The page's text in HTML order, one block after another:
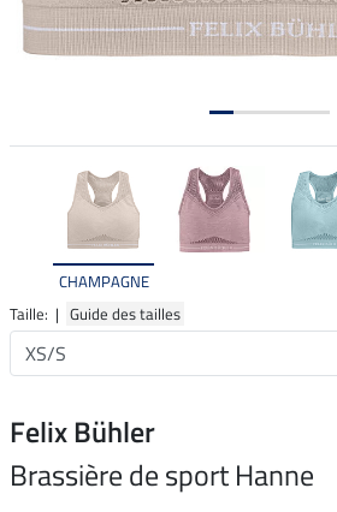
CHAMPAGNE
Taille: | Guide des tailles
Felix Bühler
Brassière de sport Hanne